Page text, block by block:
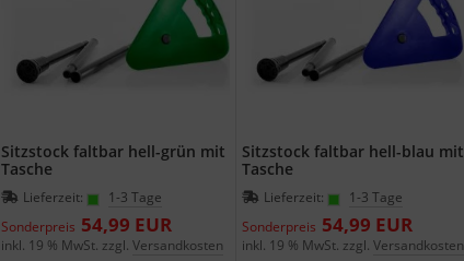
Sitzstock faltbar hell-grün mit
Tasche
Lieferzeit:
1-3 Tage
Sonderpreis 54,99 EUR
inkl. 19 % MwSt. zzgl.Versandkosten
Sitzstock faltbar hell-blau mit
Tasche
Lieferzeit:
1-3 Tage
Sonderpreis 54,99 EUR
inkl. 19 % MwSt. zzgl. Versandkosten